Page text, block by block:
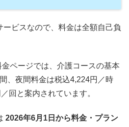
ビスなので、料金は全額自己負
ページでは、介護コースの基本
、夜間料金は税込4,224円／時
回と案内されています。
2026年6月1日から料金・プラン